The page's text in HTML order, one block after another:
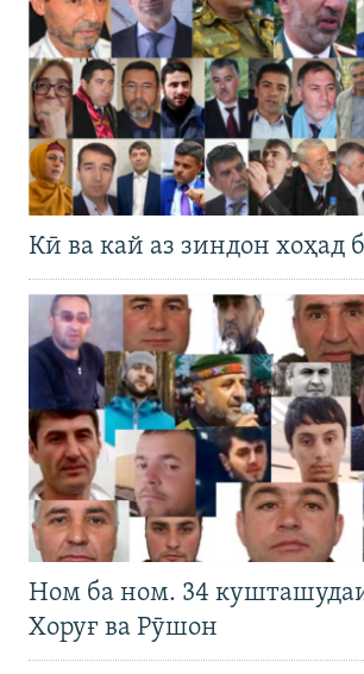
Кӣ ва кай аз зиндон хоҳад
Ном ба ном. 34
Хоруғ ва Рӯшон